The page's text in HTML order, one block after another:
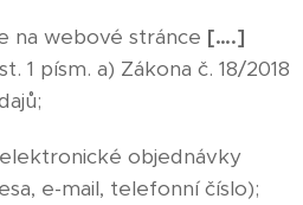
na webové stránce [….]
1 písm. a) Zákona č. 18/2018
objednávky
e-mail, telefonní číslo);